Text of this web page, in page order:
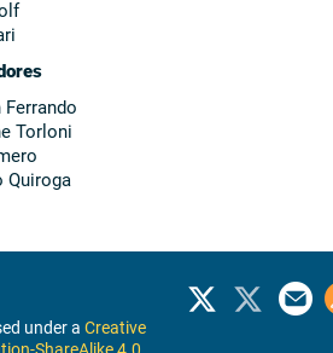
Torloni
Quiroga
under aCreative